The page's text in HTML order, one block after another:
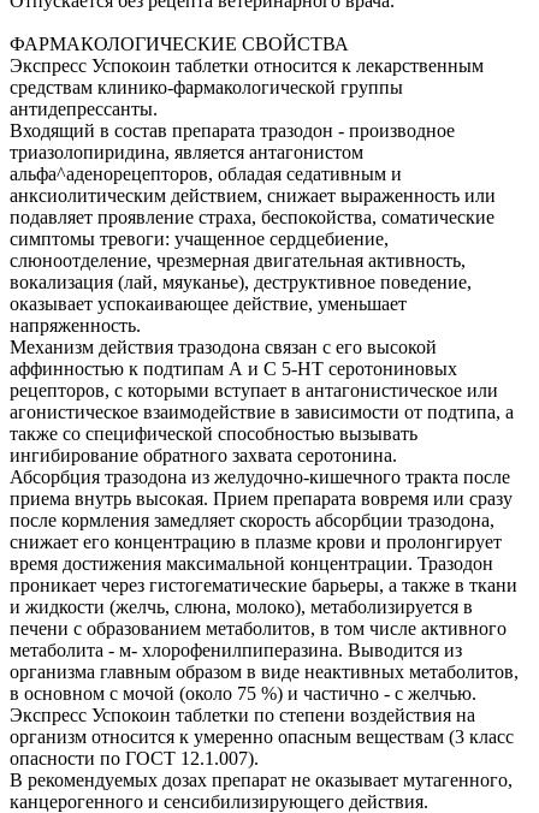
ФАРМАКОЛОГИЧЕСКИЕ СВОЙСТВА
Экспресс Успокоин таблетки относится к лекарственным
средствам клинико-фармакологической группы
антидепрессанты.
Входящий в состав препарата тразодон - производное
триазолопиридина, является антагонистом
альфа^аденорецепторов, обладая седативным и
анксиолитическим действием, снижает выраженность или
подавляет проявление страха, беспокойства, соматические
симптомы тревоги: учащенное сердцебиение,
слюноотделение, чрезмерная двигательная активность,
вокализация (лай, мяуканье), деструктивное поведение,
оказывает успокаивающее действие, уменьшает
напряженность.
Механизм действия тразодона связан с его высокой
аффинностью к подтипам А и С 5-HT серотониновых
рецепторов, с которыми вступает в антагонистическое или
агонистическое взаимодействие в зависимости от подтипа, а
также со специфической способностью вызывать
ингибирование обратного захвата серотонина.
Абсорбция тразодона из желудочно-кишечного тракта после
приема внутрь высокая. Прием препарата вовремя или сразу
после кормления замедляет скорость абсорбции тразодона,
снижает его концентрацию в плазме крови и пролонгирует
время достижения максимальной концентрации. Тразодон
проникает через гистогематические барьеры, а также в ткани
и жидкости (желчь, слюна, молоко), метаболизируется в
печени с образованием метаболитов, в том числе активного
метаболита - м- хлорофенилпиперазина. Выводится из
организма главным образом в виде неактивных метаболитов,
в основном с мочой (около 75 %) и частично - с желчью.
Экспресс Успокоин таблетки по степени воздействия на
организм относится к умеренно опасным веществам (3 класс
опасности по ГОСТ 12.1.007).
В рекомендуемых дозах препарат не оказывает мутагенного,
канцерогенного и сенсибилизирующего действия.